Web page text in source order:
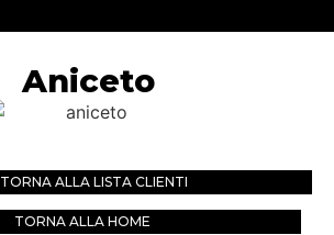
Aniceto
TORNA ALLA LISTA CLIENTI
TORNA ALLA HOME